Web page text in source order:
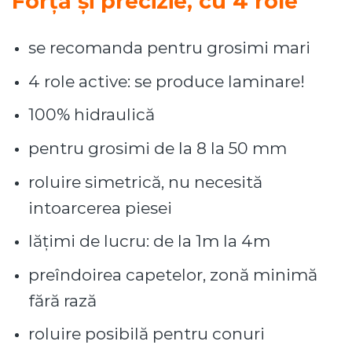
se recomanda pentru grosimi mari
4 role active: se produce laminare!
100% hidraulică
pentru grosimi de la 8 la 50 mm
roluire simetrică, nu necesită
intoarcerea piesei
lățimi de lucru: de la 1m la 4m
preîndoirea capetelor, zonă minimă
fără rază
roluire posibilă pentru conuri